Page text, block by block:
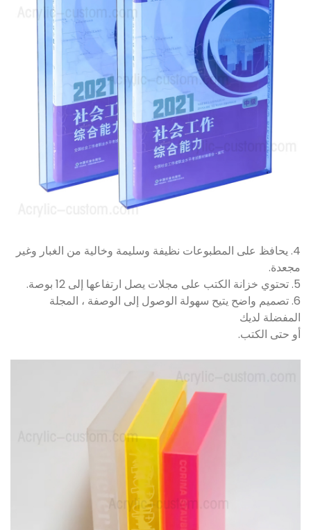
4. يحافظ على المطبوعات نظيفة وسليمة وخالية من الغبار وغير
مجعدة.
5. تحتوي خزانة الكتب على مجلات يصل ارتفاعها إلى 12 بوصة.
6. تصميم واضح يتيح سهولة الوصول إلى الوصفة ، المجلة
المفضلة لديك
أو حتى الكتب.